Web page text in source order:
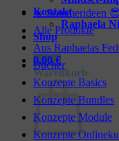
Kontakt
Raphaela
Shop
0,00€
Warenkorb
☀️ Sommerideen
Alle Produkte
Aus Raphaelas
Bücher
Konzepte Basics
Konzepte Bundles
Konzepte Module
Konzepte